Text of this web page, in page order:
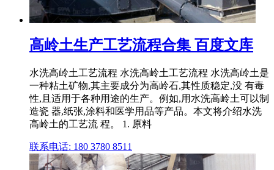
高岭土生产工艺流程合集 百度文库
水洗高岭土工艺流程 水洗高岭土工艺流程 水洗高岭土是
一种粘土矿物,其主要成分为高岭石,其性质稳定,没 有毒
性,且适用于各种用途的生产。例如,用水洗高岭土可以制
造瓷 器,纸张,涂料和医学用品等产品。本文将介绍水洗
高岭土的工艺流 程。 1. 原料
联系电话: 180 3780 8511